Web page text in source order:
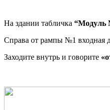
На здании табличка “Модуль
Справа от рампы №1 входная
Заходите внутрь и говорите